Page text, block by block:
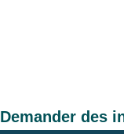
Demander des